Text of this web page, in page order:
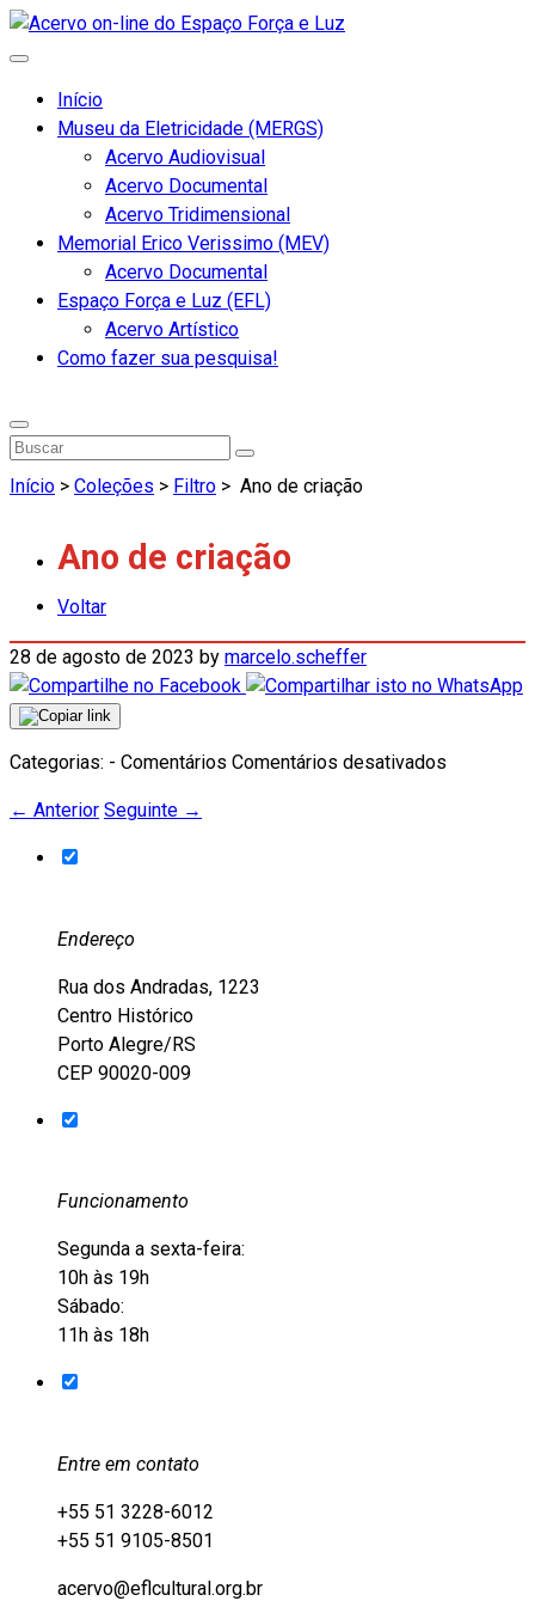
Início
Museu da Eletricidade (MERGS)
Acervo Audiovisual
Acervo Documental
Acervo Tridimensional
Memorial Erico Verissimo (MEV)
Acervo Documental
Espaço Força e Luz (EFL)
Acervo Artístico
Como fazer sua pesquisa!
Início > Coleções > Filtro > Ano de criação
Ano de criação
Voltar
28 de agosto de 2023 by marcelo.scheffer
Categorias: - Comentários Comentários desativados
← Anterior Seguinte →
Endereço
Rua dos Andradas, 1223
Centro Histórico
Porto Alegre/RS
CEP 90020-009
Funcionamento
Segunda a sexta-feira:
10h às 19h
Sábado:
11h às 18h
Entre em contato
+55 51 3228-6012
+55 51 9105-8501
acervo@eflcultural.org.br